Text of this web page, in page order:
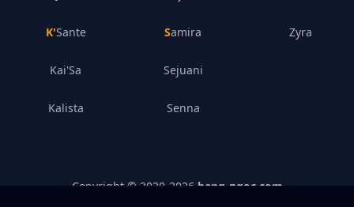
K'Sante
Kai'Sa
Kalista
Samira
Sejuani
Senna
Zyra
Copyright © 2020- 2026 bang-ngoc.com